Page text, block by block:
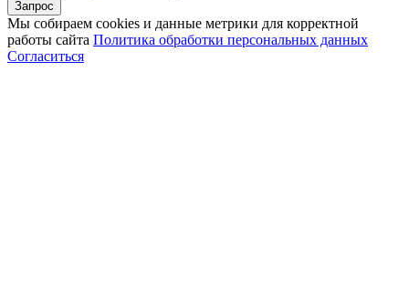
Мы собираем cookies и данные метрики для корректной
работы сайта Политика обработки персональных данных
Согласиться